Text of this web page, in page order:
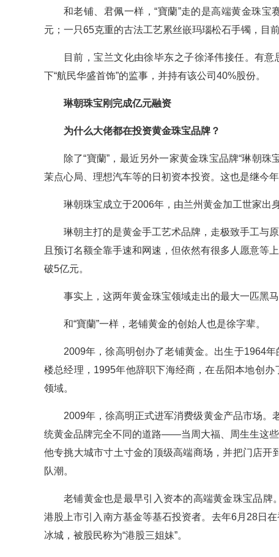
和老铺、君佩一样，“寶蘭”走的是高端黄金珠
元；一只65克重的古法工艺累丝嵌玛瑙松石手镯，目
目前，宝兰文化由徐毕东之子徐泽伟接任。有
下“航民华盛首饰”的监事，并持有该公司40%股份。
琳朝珠宝刚完成亿元融资
为什么大佬都在投资黄金珠宝品牌？
除了“寶蘭”，最近另外一家黄金珠宝品牌“琳朝
茉点心局、理想汽车等的日初资本投资。这也是继今
琳朝珠宝成立于2006年，由兰州黄金加工世家出
琳朝主打的是黄金手工艺术品牌，走极致手工与
且预订名额全靠手速和网速，但依然有很多人愿意等
破5亿元。
事实上，这两年黄金珠宝领域走出的最大一匹黑马
和“寶蘭”一样，老铺黄金的创始人也是徐字辈。
2009年，徐高明创办了老铺黄金。出生于1964
楼总经理，1995年他辞职下海经商，在岳阳本地创
领域。
2009年，徐高明正式进军消费级黄金产品市场。
统黄金品牌完全不同的道路——当周大福、周生生这
他专挑大城市寸土寸金的顶级高端商场，并把门店
队潮。
老铺黄金也是最早引入资本的高端黄金珠宝品
港股上市引入南方基金等基石投资者。去年6月28日
冰城，被股民称为“港股三姐妹”。